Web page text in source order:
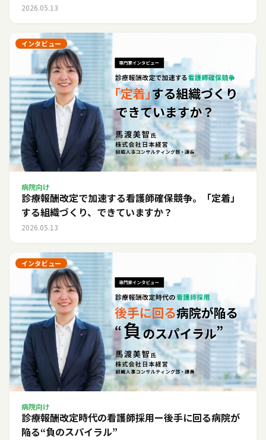
2026.05.13
インタビュー
病院向け
診療報酬改定で加速する看護師確保競争。「定着」
する組織づくり、できていますか？
2026.05.13
インタビュー
病院向け
診療報酬改定時代の看護師採用ー後手に回る病院が
陥る“負のスパイラル”